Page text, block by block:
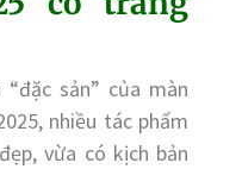
sản” của màn
nhiều tác phẩm
vừa có kịch bản